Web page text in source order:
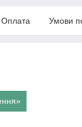
Оплата Умови